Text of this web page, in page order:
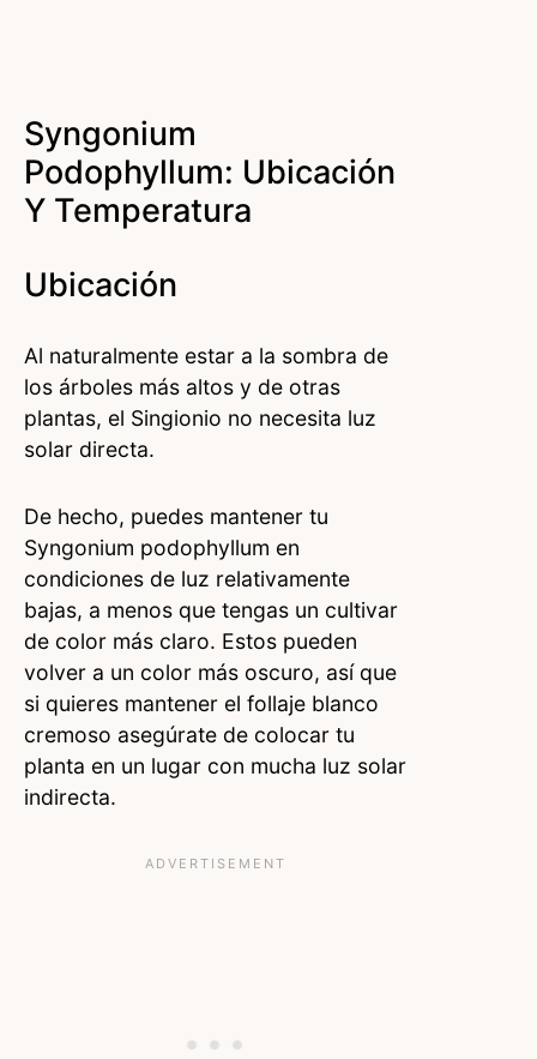
Syngonium
Podophyllum: Ubicación
Y Temperatura
Ubicación
Al naturalmente estar a la sombra de
los árboles más altos y de otras
plantas, el Singionio no necesita luz
solar directa.
De hecho, puedes mantener tu
Syngonium podophyllum en
condiciones de luz relativamente
bajas, a menos que tengas un cultivar
de color más claro. Estos pueden
volver a un color más oscuro, así que
si quieres mantener el follaje blanco
cremoso asegúrate de colocar tu
planta en un lugar con mucha luz solar
indirecta.